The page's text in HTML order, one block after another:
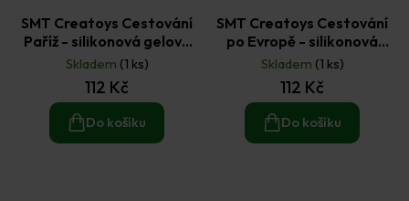
SMT Creatoys Cestování
Paříž - silikonová gelová
razítka 21 ks
Skladem (1 ks)
112 Kč
Do košíku
SMT Creatoys Cestování
po Evropě - silikonová
gelová razítka 8 ks
Skladem (1 ks)
112 Kč
Do košíku